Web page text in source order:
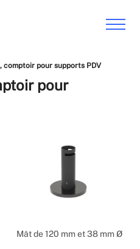
comptoir pour supports PDV
pour
Mât de 120 mm et 38 mm Ø